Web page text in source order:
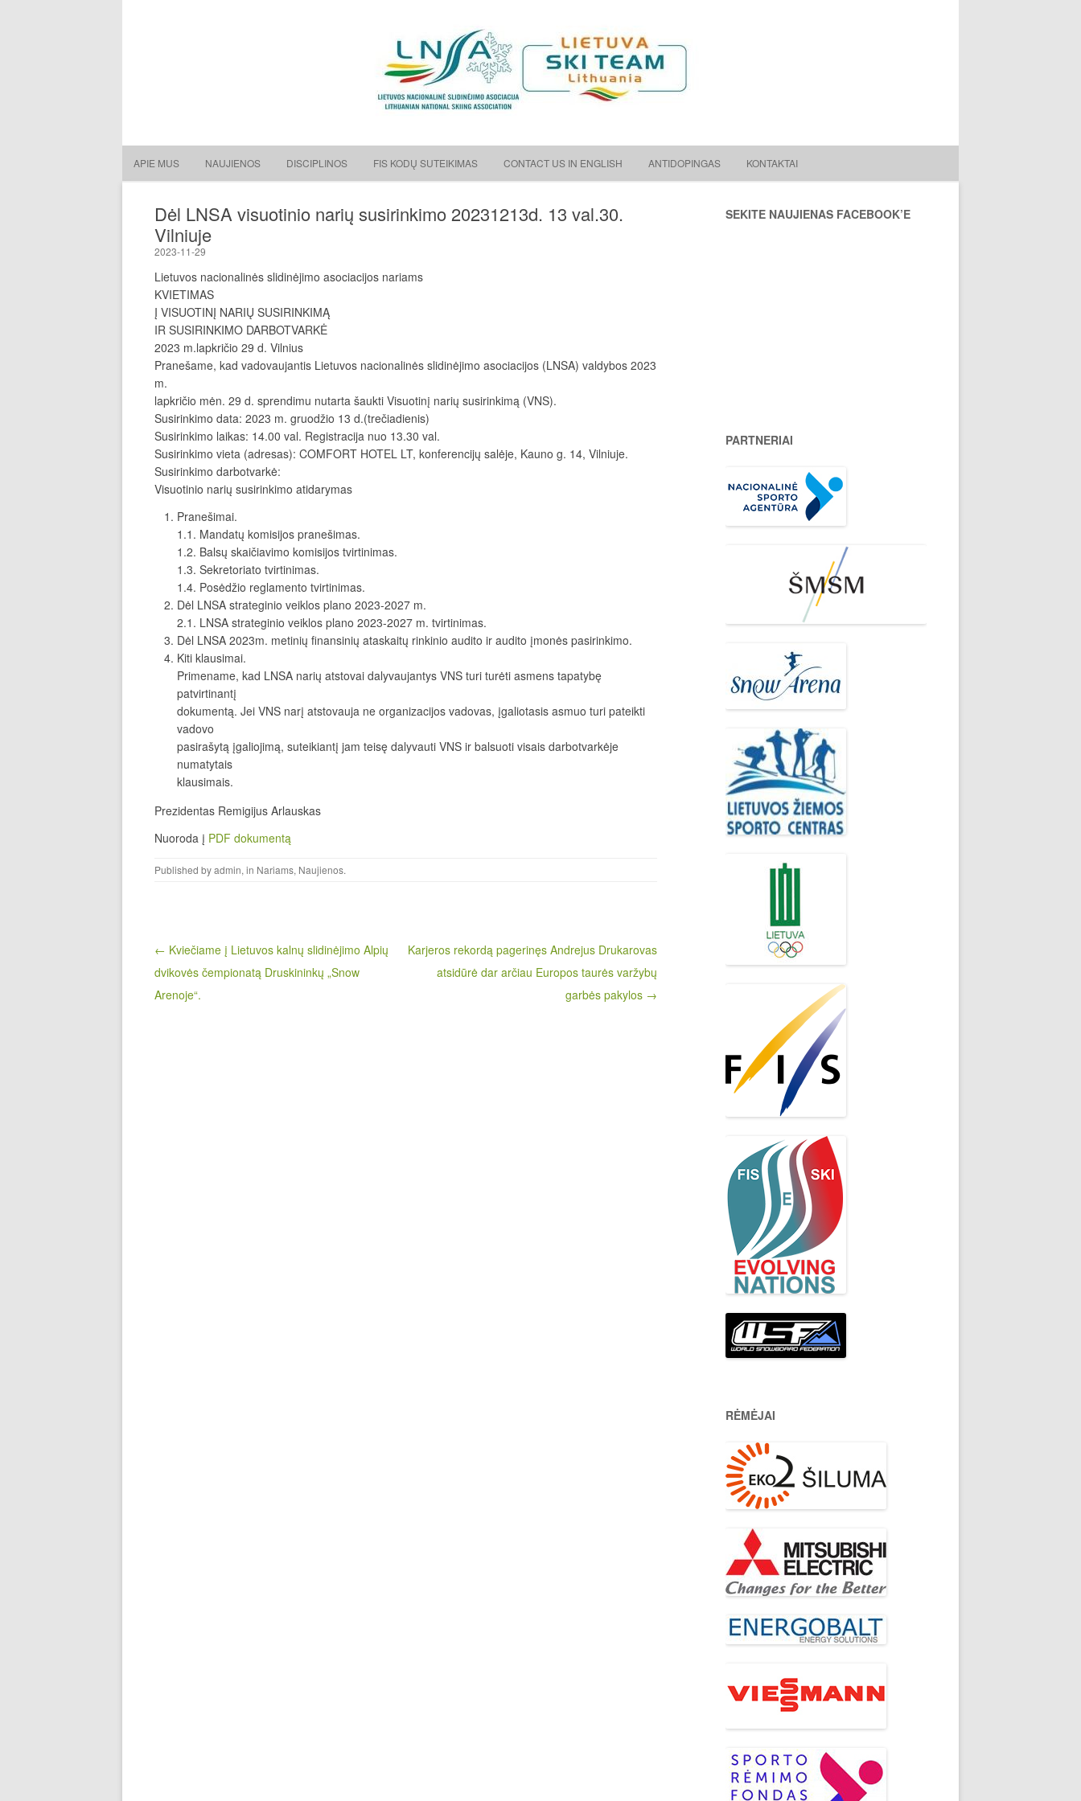
Lietuvos nacionalinė slidinėjimo asociacija
APIE MUS NAUJIENOS DISCIPLINOS FIS KODŲ SUTEIKIMAS CONTACT US IN ENGLISH ANTIDOPINGAS KONTAKTAI
Dėl LNSA visuotinio narių susirinkimo 20231213d. 13 val.30.
Vilniuje
2023-11-29
Lietuvos nacionalinės slidinėjimo asociacijos nariams
KVIETIMAS
Į VISUOTINĮ NARIŲ SUSIRINKIMĄ
IR SUSIRINKIMO DARBOTVARKĖ
2023 m.lapkričio 29 d. Vilnius
Pranešame, kad vadovaujantis Lietuvos nacionalinės slidinėjimo asociacijos (LNSA) valdybos 2023
m.
lapkričio mėn. 29 d. sprendimu nutarta šaukti Visuotinį narių susirinkimą (VNS).
Susirinkimo data: 2023 m. gruodžio 13 d.(trečiadienis)
Susirinkimo laikas: 14.00 val. Registracija nuo 13.30 val.
Susirinkimo vieta (adresas): COMFORT HOTEL LT, konferencijų salėje, Kauno g. 14, Vilniuje.
Susirinkimo darbotvarkė:
Visuotinio narių susirinkimo atidarymas
Pranešimai.
1.1. Mandatų komisijos pranešimas.
1.2. Balsų skaičiavimo komisijos tvirtinimas.
1.3. Sekretoriato tvirtinimas.
1.4. Posėdžio reglamento tvirtinimas.
Dėl LNSA strateginio veiklos plano 2023-2027 m.
2.1. LNSA strateginio veiklos plano 2023-2027 m. tvirtinimas.
Dėl LNSA 2023m. metinių finansinių ataskaitų rinkinio audito ir audito įmonės pasirinkimo.
Kiti klausimai.
Primename, kad LNSA narių atstovai dalyvaujantys VNS turi turėti asmens tapatybę
patvirtinantį
dokumentą. Jei VNS narį atstovauja ne organizacijos vadovas, įgaliotasis asmuo turi pateikti
vadovo
pasirašytą įgaliojimą, suteikiantį jam teisę dalyvauti VNS ir balsuoti visais darbotvarkėje
numatytais
klausimais.
Prezidentas Remigijus Arlauskas
Nuoroda į PDF dokumentą
Published byadmin, in Nariams, Naujienos.
Post navigation
← Kviečiame į Lietuvos kalnų slidinėjimo Alpių
dvikovės čempionatą Druskininkų „Snow
Arenoje“.
Karjeros rekordą pagerinęs Andrejus Drukarovas
atsidūrė dar arčiau Europos taurės varžybų
garbės pakylos →
SEKITE NAUJIENAS FACEBOOK’E
PARTNERIAI
RĖMĖJAI